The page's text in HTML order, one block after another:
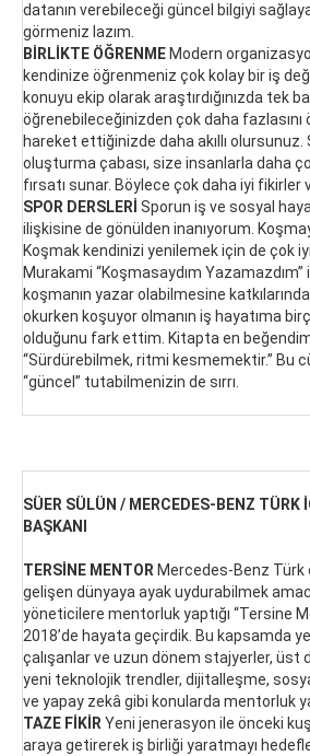
datanın verebileceği güncel bilgiyi
görmeniz lazım.
BİRLİKTE ÖĞRENME Modern
kendinize öğrenmeniz çok kolay bir iş
konuyu ekip olarak araştırdığınızda tek
öğrenebileceğinizden çok daha fazlasını
hareket ettiğinizde daha akıllı
oluşturma çabası, size insanlarla daha
fırsatı sunar. Böylece çok daha iyi fikirler
SPOR DERSLERİ Sporun iş ve sosyal
ilişkisine de gönülden inanıyorum.
Koşmak kendinizi yenilemek için de çok
Murakami “Koşmasaydım Yazamazdım”
koşmanın yazar olabilmesine
okurken koşuyor olmanın iş hayatıma
olduğunu fark ettim. Kitapta en
“Sürdürebilmek, ritmi kesmemektir.” Bu
“güncel” tutabilmenizin de sırrı.
SÜER SÜLÜN / MERCEDES-BENZ TÜRK
BAŞKANI
TERSİNE MENTOR Mercedes-Benz Türk
gelişen dünyaya ayak uydurabilmek
yöneticilere mentorluk yaptığı “Tersine
2018’de hayata geçirdik. Bu kapsamda
çalışanlar ve uzun dönem stajyerler, üst
yeni teknolojik trendler, dijitalleşme,
ve yapay zekâ gibi konularda mentorluk
TAZE FİKİR Yeni jenerasyon ile önceki
araya getirerek iş birliği yaratmayı